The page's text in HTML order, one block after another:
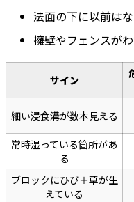
法面の下に以前は
擁壁やフェンスが
サイン
細い浸食溝が数本見える
常時湿っている箇所があ
る
ブロックにひび＋草が生
えている